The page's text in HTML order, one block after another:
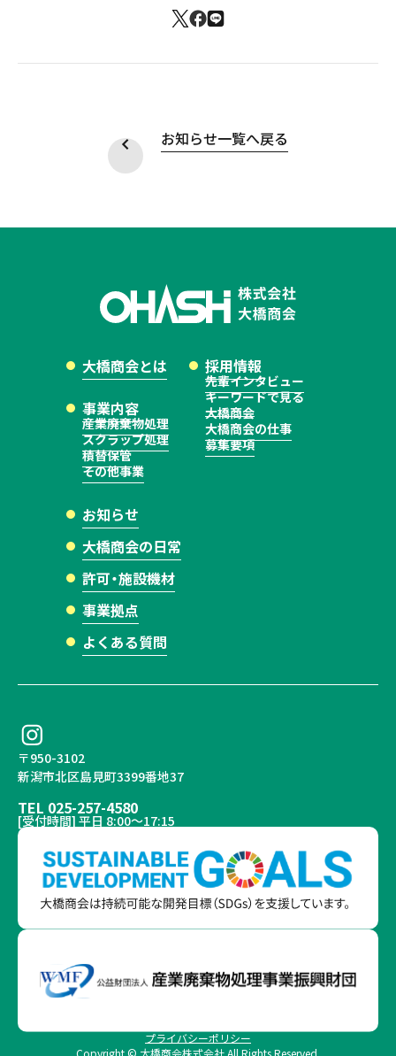
お知らせ一覧へ戻る
〒950-3102
新潟市北区島見町3399番地37
TEL 025-257-4580
[受付時間] 平日 8:00～17:15
大橋商会とは
事業内容
産業廃棄物処理
スクラップ処理
積替保管
その他事業
お知らせ
大橋商会の日常
許可・施設機材
事業拠点
よくある質問
採用情報
先輩インタビュー
キーワードで見る
大橋商会
大橋商会の仕事
募集要項
プライバシーポリシー
Copyright © 大橋商会株式会社 All Rights Reserved.